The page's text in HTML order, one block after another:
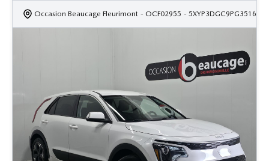
Occasion Beaucage Fleurimont - OCF02955 - 5XYP3DGC9PG351619